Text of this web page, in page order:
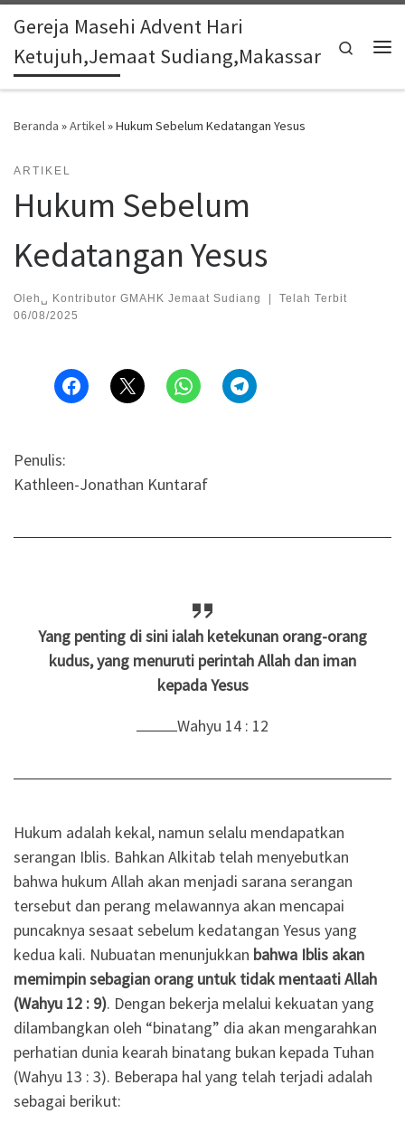
Skip to content
Gereja Masehi Advent Hari
Ketujuh,Jemaat Sudiang,Makassar
Search
Beranda »Artikel»Hukum Sebelum Kedatangan Yesus
ARTIKEL
Hukum Sebelum
Kedatangan Yesus
Oleh␣ Kontributor GMAHK Jemaat Sudiang
Telah Terbit
06/08/2025
Penulis:
Kathleen-Jonathan Kuntaraf
Yang penting di sini ialah ketekunan orang-orang
kudus, yang menuruti perintah Allah dan iman
kepada Yesus
Wahyu 14 : 12
Hukum adalah kekal, namun selalu mendapatkan
serangan Iblis. Bahkan Alkitab telah menyebutkan
bahwa hukum Allah akan menjadi sarana serangan
tersebut dan perang melawannya akan mencapai
puncaknya sesaat sebelum kedatangan Yesus yang
kedua kali. Nubuatan menunjukkan bahwa Iblis akan
memimpin sebagian orang untuk tidak mentaati Allah
(Wahyu 12 : 9). Dengan bekerja melalui kekuatan yang
dilambangkan oleh “binatang” dia akan mengarahkan
perhatian dunia kearah binatang bukan kepada Tuhan
(Wahyu 13 : 3). Beberapa hal yang telah terjadi adalah
sebagai berikut: